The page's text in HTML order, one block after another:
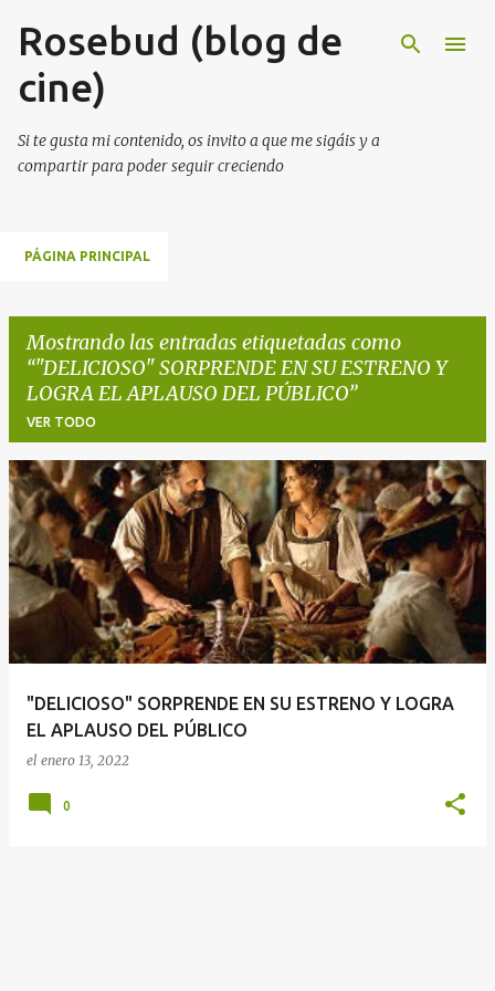
Ir al contenido principal
Rosebud (blog de
cine)
Si te gusta mi contenido, os invito a que me sigáis y a
compartir para poder seguir creciendo
PÁGINA PRINCIPAL
Mostrando las entradas etiquetadas como
"DELICIOSO" SORPRENDE EN SU ESTRENO Y
LOGRA EL APLAUSO DEL PÚBLICO
VER TODO
E
n
t
r
a
d
"DELICIOSO" SORPRENDE EN SU ESTRENO Y LOGRA
EL APLAUSO DEL PÚBLICO
el enero 13, 2022
0